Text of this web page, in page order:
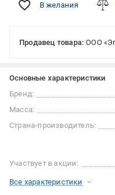
В желания
Продавец товара: ООО
Основные характеристики
Бренд:
Масса:
Страна-производитель:
Участвует в акции:
Все характеристики